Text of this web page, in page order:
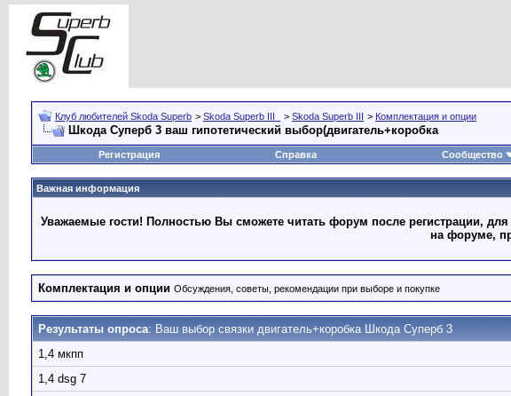
Клуб любителей Skoda Superb > Skoda Superb III_ > Skoda Superb III > Комплектация и опции
Шкода Суперб 3 ваш гипотетический выбор(двигатель+коробка
Регистрация
Справка Сообщество
Важная информация
Уважаемые гости! Полностью Вы сможете читать форум после регистрации,
на форуме,
Комплектация и опции Обсуждения, советы, рекомендации при выборе и покупке
Результаты опроса: Ваш выбор связки двигатель+коробка Шкода Суперб 3
1,4 мкпп
1,4 dsg 7